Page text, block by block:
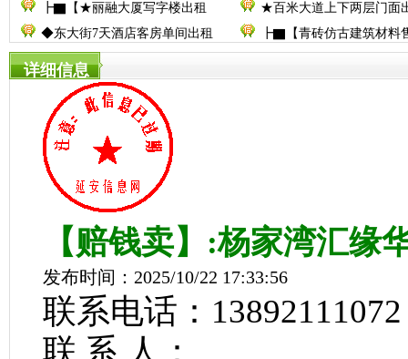
┣▇【★丽融大厦写字楼出租
★百米大道上下两层门面
◆东大街7天酒店客房单间出租
┣▇【青砖仿古建筑材料
详细信息
【赔钱卖】:杨家湾汇缘
发布时间：2025/10/22 17:33:56
联系电话：13892111072
联 系 人：